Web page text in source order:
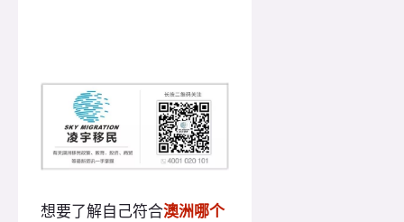
想要了解自己符合澳洲哪个